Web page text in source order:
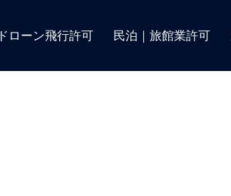
ドローン飛行許可 民泊｜旅館業許可